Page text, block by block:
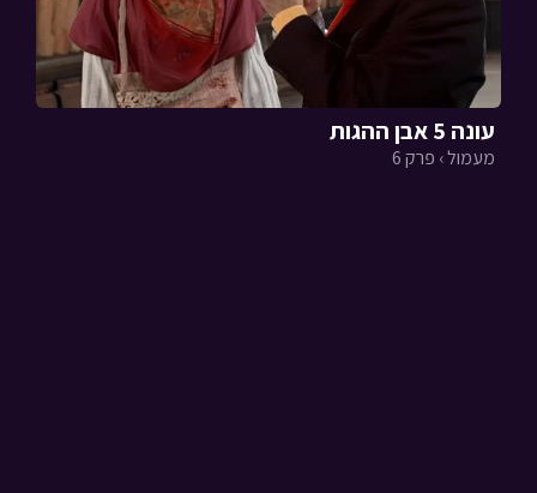
עונה 5 אבן ההגות
מעמול › פרק 6